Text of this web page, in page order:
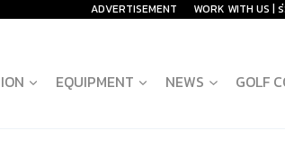
ADVERTISEMENT WORK WITH US |
EQUIPMENT NEWS GOLF